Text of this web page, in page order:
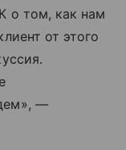
о том, как нам
от этого
—